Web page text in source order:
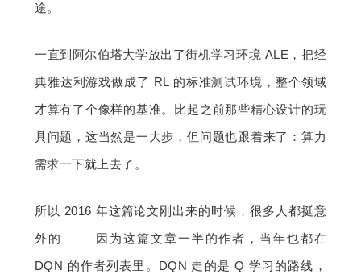
途。
一直到阿尔伯塔大学放出了街机学习环境 ALE，把经
典雅达利游戏做成了 RL 的标准测试环境，整个领域
才算有了个像样的基准。比起之前那些精心设计的玩
具问题，这当然是一大步，但问题也跟着来了：算力
需求一下就上去了。
所以 2016 年这篇论文刚出来的时候，很多人都挺意
外的 —— 因为这篇文章一半的作者，当年也都在
DQN 的作者列表里。DQN 走的是 Q 学习的路线，